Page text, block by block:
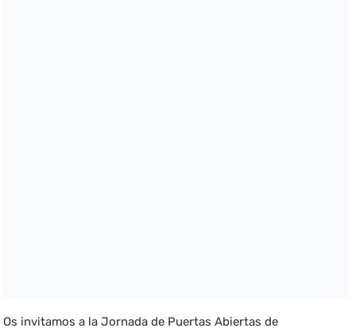
Os invitamos a la Jornada de Puertas Abiertas de